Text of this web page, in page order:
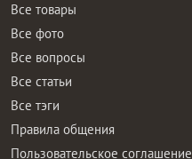
Все товары
Все фото
Все вопросы
Все статьи
Все тэги
Правила общения
Пользовательское соглашение